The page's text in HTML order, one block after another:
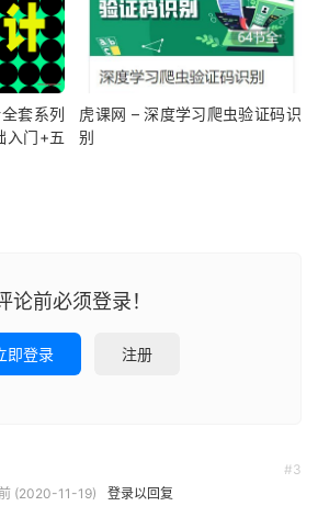
套系列
入门+五
虎课网 – 深度学习爬虫验证码识
别
论前必须登录！
即登录 注册
#3
(2020-11-19) 登录以回复